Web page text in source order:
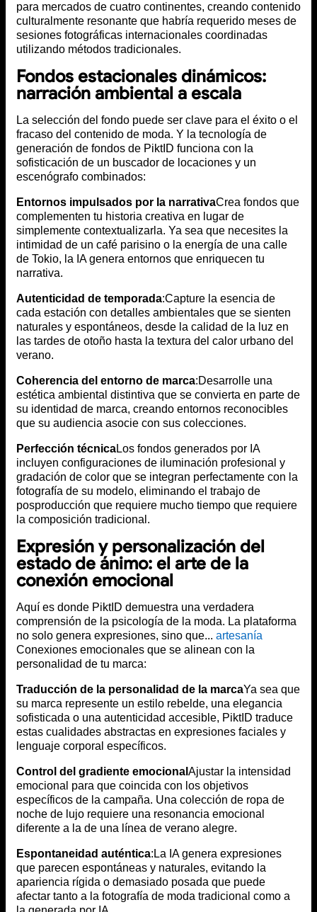
para mercados de cuatro continentes, creando contenido
culturalmente resonante que habría requerido meses de
sesiones fotográficas internacionales coordinadas
utilizando métodos tradicionales.
Fondos estacionales dinámicos:
narración ambiental a escala
La selección del fondo puede ser clave para el éxito o el
fracaso del contenido de moda. Y la tecnología de
generación de fondos de PiktID funciona con la
sofisticación de un buscador de locaciones y un
escenógrafo combinados:
Entornos impulsados por la narrativaCrea fondos que
complementen tu historia creativa en lugar de
simplemente contextualizarla. Ya sea que necesites la
intimidad de un café parisino o la energía de una calle
de Tokio, la IA genera entornos que enriquecen tu
narrativa.
Autenticidad de temporada:Capture la esencia de
cada estación con detalles ambientales que se sienten
naturales y espontáneos, desde la calidad de la luz en
las tardes de otoño hasta la textura del calor urbano del
verano.
Coherencia del entorno de marca:Desarrolle una
estética ambiental distintiva que se convierta en parte de
su identidad de marca, creando entornos reconocibles
que su audiencia asocie con sus colecciones.
Perfección técnicaLos fondos generados por IA
incluyen configuraciones de iluminación profesional y
gradación de color que se integran perfectamente con la
fotografía de su modelo, eliminando el trabajo de
posproducción que requiere mucho tiempo que requiere
la composición tradicional.
Expresión y personalización del
estado de ánimo: el arte de la
conexión emocional
Aquí es donde PiktID demuestra una verdadera
comprensión de la psicología de la moda. La plataforma
no solo genera expresiones, sino que... artesanía
Conexiones emocionales que se alinean con la
personalidad de tu marca:
Traducción de la personalidad de la marcaYa sea que
su marca represente un estilo rebelde, una elegancia
sofisticada o una autenticidad accesible, PiktID traduce
estas cualidades abstractas en expresiones faciales y
lenguaje corporal específicos.
Control del gradiente emocional Ajustar la intensidad
emocional para que coincida con los objetivos
específicos de la campaña. Una colección de ropa de
noche de lujo requiere una resonancia emocional
diferente a la de una línea de verano alegre.
Espontaneidad auténtica:La IA genera expresiones
que parecen espontáneas y naturales, evitando la
apariencia rígida o demasiado posada que puede
afectar tanto a la fotografía de moda tradicional como a